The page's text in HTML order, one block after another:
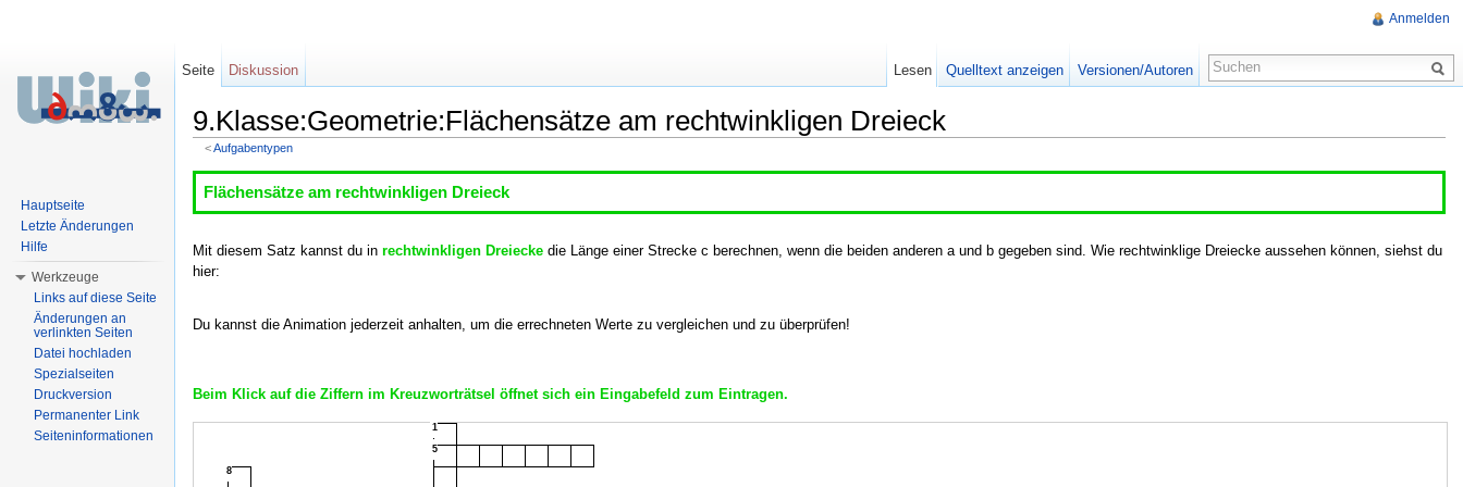
9.Klasse:Geometrie:Flächensätze am rechtwinkligen Dreieck
<Aufgabentypen
Flächensätze am rechtwinkligen Dreieck
Mit diesem Satz kannst du in rechtwinkligen Dreiecke die Länge einer Strecke c berechnen, wenn die beiden anderen a und b gegeben sind. Wie rechtwinklige Dreiecke aussehen können, siehst du
hier:
Du kannst die Animation jederzeit anhalten, um die errechneten Werte zu vergleichen und zu überprüfen!
Beim Klick auf die Ziffern im Kreuzworträtsel öffnet sich ein Eingabefeld zum Eintragen.
1
5
8
Anmelden
Seite Diskussion Lesen Quelltext anzeigen Versionen/Autoren
Hauptseite
Letzte Änderungen
Hilfe
Werkzeuge
Links auf diese Seite
Änderungen an
verlinkten Seiten
Datei hochladen
Spezialseiten
Druckversion
Permanenter Link
Seiteninformationen